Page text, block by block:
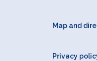
Map and
Privacy